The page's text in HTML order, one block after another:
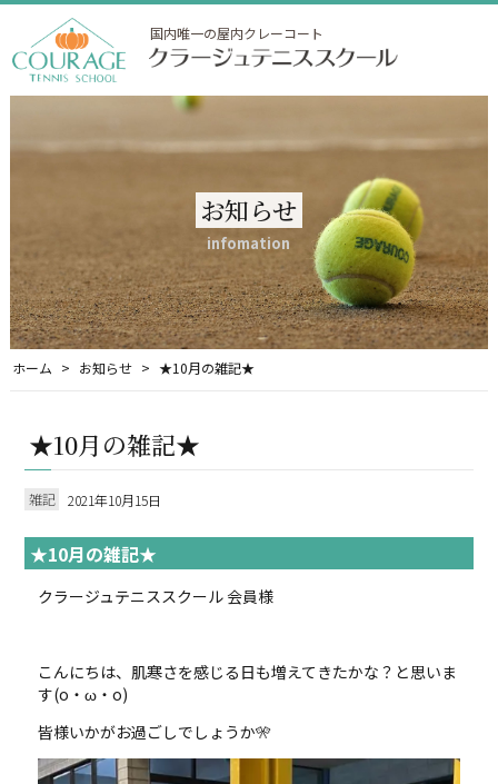
国内唯一の屋内クレーコート
お知らせ
infomation
ホーム お知らせ ★10月の雑記★
★10月の雑記★
雑記 2021年10月15日
★10月の雑記★
クラージュテニススクール 会員様
こんにちは、肌寒さを感じる日も増えてきたかな？と思いま
す(o・ω・o)
皆様いかがお過ごしでしょうか🎌